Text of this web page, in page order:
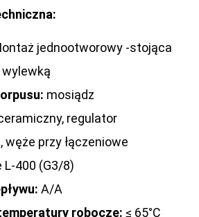
jednootworowy -stojąca
mosiądz
regulator
węże przy łączeniowe
400 (G3/8)
A/A
robocze: ≤ 65°C